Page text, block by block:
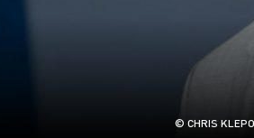
© CHRIS